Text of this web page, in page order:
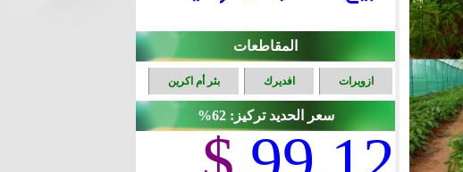
المقاطعات
ازويرات افديرك بئر أم اكرين
سعر الحديد تركيز: 62%